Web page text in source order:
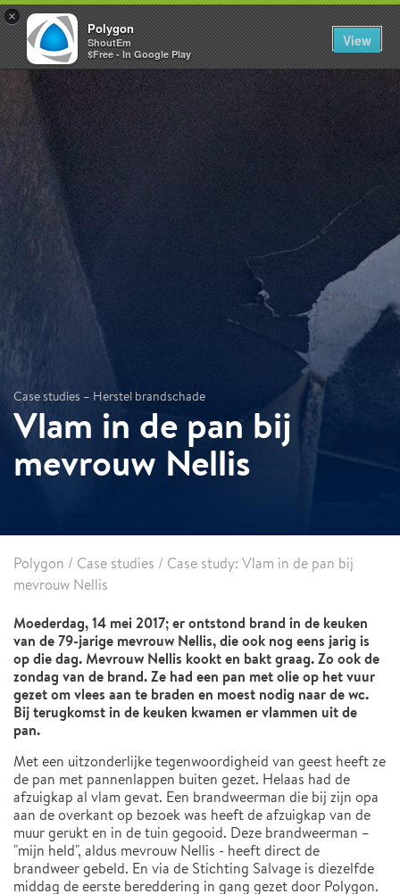
Case studies – Herstel brandschade
Vlam in de pan bij
mevrouw Nellis
Polygon / Case studies / Case study: Vlam in de pan bij
mevrouw Nellis
Moederdag, 14 mei 2017; er ontstond brand in de keuken
van de 79-jarige mevrouw Nellis, die ook nog eens jarig is
op die dag. Mevrouw Nellis kookt en bakt graag. Zo ook de
zondag van de brand. Ze had een pan met olie op het vuur
gezet om vlees aan te braden en moest nodig naar de wc.
Bij terugkomst in de keuken kwamen er vlammen uit de
pan.
Met een uitzonderlijke tegenwoordigheid van geest heeft ze
de pan met pannenlappen buiten gezet. Helaas had de
afzuigkap al vlam gevat. Een brandweerman die bij zijn opa
aan de overkant op bezoek was heeft de afzuigkap van de
muur gerukt en in de tuin gegooid. Deze brandweerman –
"mijn held", aldus mevrouw Nellis - heeft direct de
brandweer gebeld. En via de Stichting Salvage is diezelfde
middag de eerste bereddering in gang gezet door Polygon.
×
Polygon
ShoutEm
$Free - In Google Play
View